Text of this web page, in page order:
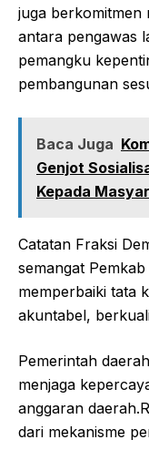
juga berkomitmen
antara pengawas
pemangku
pembangunan
Baca Juga
Genjot
Kepada
Catatan Fraksi
semangat
memperbaiki tata
akuntabel,
Pemerintah
menjaga
anggaran
dari mekanisme